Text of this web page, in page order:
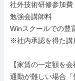
社外技術研修参加費
勉強会講師料
Winスクールでの豊
※社内承認を得た講
【家賃の一定額を
通勤が難しい場合